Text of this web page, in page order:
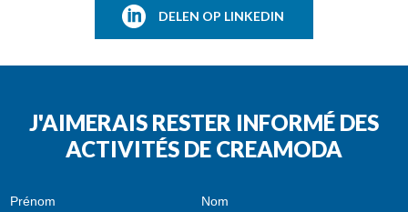
DELEN OP LINKEDIN
J'AIMERAIS RESTER INFORMÉ DES
ACTIVITÉS DE CREAMODA
Prénom Nom